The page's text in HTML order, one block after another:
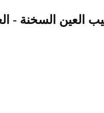
العين السخنة -